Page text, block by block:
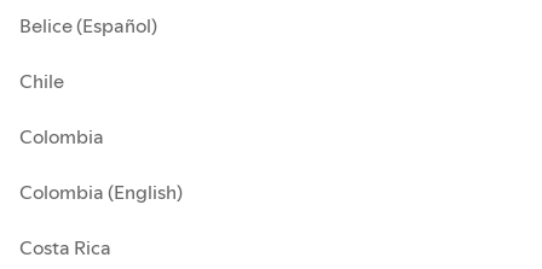
Belice (Español)
Chile
Colombia
Colombia (English)
Costa Rica